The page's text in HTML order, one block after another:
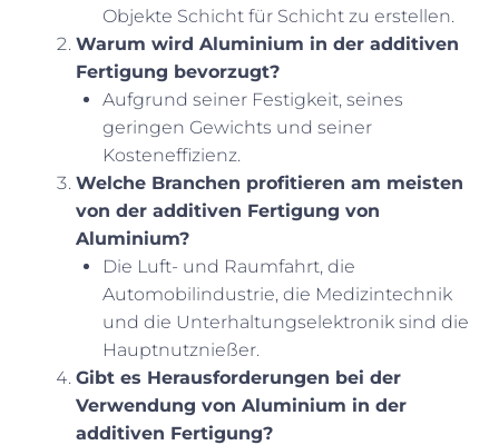
Objekte Schicht für Schicht zu erstellen.
Warum wird Aluminium in der additiven
Fertigung bevorzugt?
Aufgrund seiner Festigkeit, seines
geringen Gewichts und seiner
Kosteneffizienz.
Welche Branchen profitieren am meisten
von der additiven Fertigung von
Aluminium?
Die Luft- und Raumfahrt, die
Automobilindustrie, die Medizintechnik
und die Unterhaltungselektronik sind die
Hauptnutznießer.
Gibt es Herausforderungen bei der
Verwendung von Aluminium in der
additiven Fertigung?